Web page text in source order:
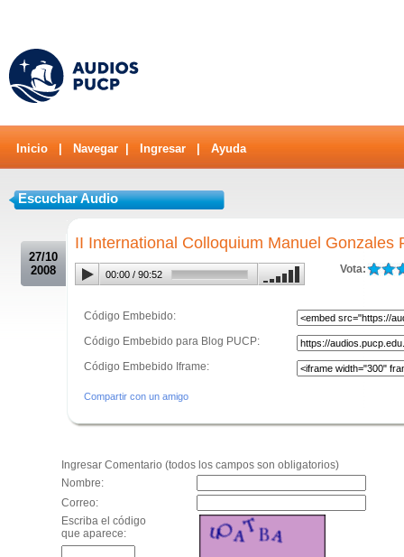
Inicio Navegar Ingresar Ayuda
Escuchar Audio
27/10
2008
II International Colloquium Manuel Gonzales
Vota:
00:00 / 90:52
Código Embebido:
Código Embebido para Blog PUCP:
Código Embebido Iframe:
Compartir con un amigo
Ingresar Comentario (todos los campos son obligatorios)
Nombre:
Correo:
Escriba el código
que aparece: